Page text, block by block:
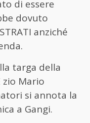
di essere
dovuto
anziché
targa della
zio Mario
si annota la
a Gangi.